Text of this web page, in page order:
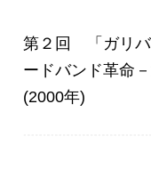
第２回 「ガリバ
ードバンド革命
(2000年)